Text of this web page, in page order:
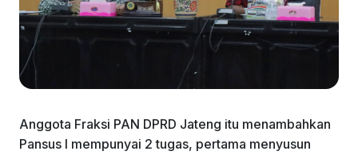
Anggota Fraksi PAN DPRD Jateng itu menambahkan
Pansus I mempunyai 2 tugas, pertama menyusun